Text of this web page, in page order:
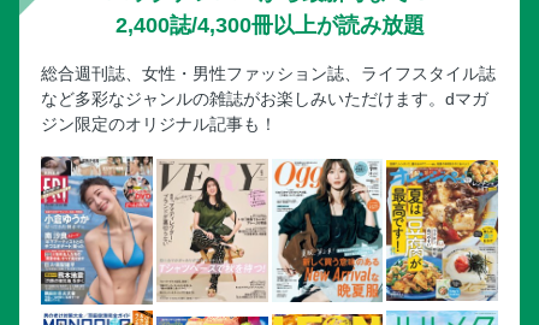
2,400誌/4,300冊以上が読み放題
総合週刊誌、女性・男性ファッション誌、ライフスタイル誌
など多彩なジャンルの雑誌がお楽しみいただけます。dマガ
ジン限定のオリジナル記事も！